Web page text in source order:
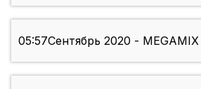
05:57Сентябрь 2020 - MEGAMIX